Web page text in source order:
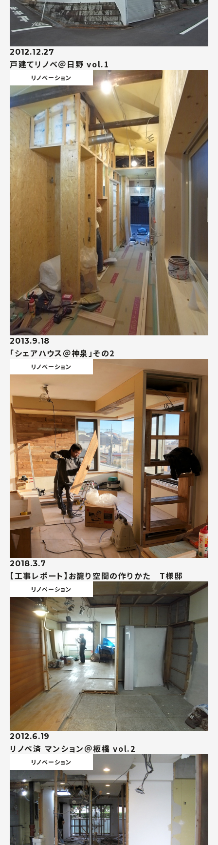
2012.12.27
戸建てリノベ＠日野 vol.1
2013.9.18
「シェアハウス＠神泉」その2
リノベーション
2018.3.7
【工事レポート】お籠り空間の作りかた T様邸
リノベーション
2012.6.19
リノベ済 マンション＠板橋 vol.2
リノベーション
リノベーション